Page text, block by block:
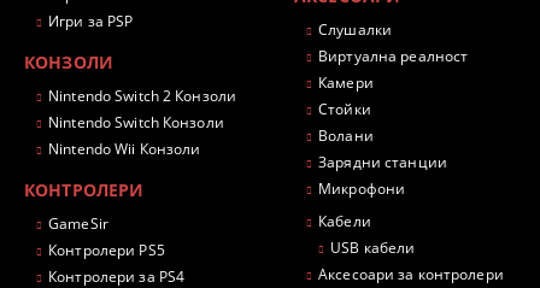
Игри за PSP
КОНЗОЛИ
Nintendo Switch 2 Конзоли
Nintendo Switch Конзоли
Nintendo Wii Конзоли
КОНТРОЛЕРИ
GameSir
Контролери PS5
Контролери за PS4
Слушалки
Виртуална реалност
Камери
Стойки
Волани
Зарядни станции
Микрофони
Кабели
USB кабели
Аксесоари за контролери